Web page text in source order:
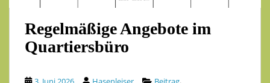
Regelmäßige Angebote im
Quartiersbüro
,